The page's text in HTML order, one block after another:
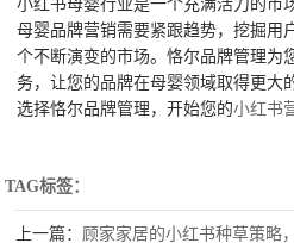
小红书母婴行业是一个充满活力的市
母婴品牌营销需要紧跟趋势，挖掘用
个不断演变的市场。恪尔品牌管理为
务，让您的品牌在母婴领域取得更大
选择恪尔品牌管理，开始您的小红书
TAG标签：
上一篇： 顾家家居的小红书种草策略